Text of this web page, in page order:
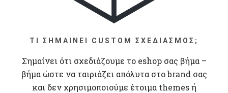
ΤΙ ΣΗΜΑΊΝΕΙ CUSTOM ΣΧΕΔΙΑΣΜΌΣ;
Σημαίνει ότι σχεδιάζουμε το eshop σας βήμα –
βήμα ώστε να ταιριάζει απόλυτα στο brand σας
και δεν χρησιμοποιούμε έτοιμα themes ή